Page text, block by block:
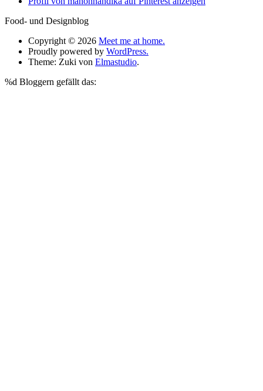
Food- und Designblog
Copyright © 2026 Meet me at home.
Proudly powered by WordPress.
Theme: Zuki von Elmastudio.
%d Bloggern gefällt das: